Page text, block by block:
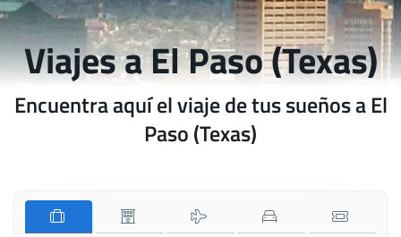
Viajes a El Paso (Texas)
Encuentra aquí el viaje de tus sueños a El
Paso (Texas)